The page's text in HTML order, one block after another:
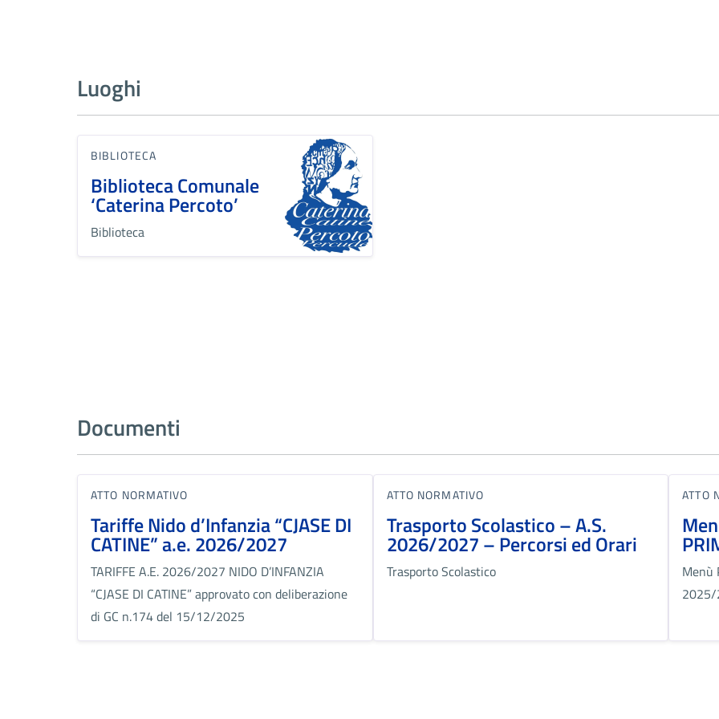
Luoghi
BIBLIOTECA
Biblioteca Comunale
‘Caterina Percoto’
Biblioteca
Documenti
ATTO NORMATIVO
Tariffe Nido d’Infanzia “CJASE DI
CATINE” a.e. 2026/2027
TARIFFE A.E. 2026/2027 NIDO D’INFANZIA
“CJASE DI CATINE” approvato con deliberazione
di GC n.174 del 15/12/2025
ATTO NORMATIVO
Trasporto Scolastico – A.S.
2026/2027 – Percorsi ed Orari
Trasporto Scolastico
ATTO
Menù